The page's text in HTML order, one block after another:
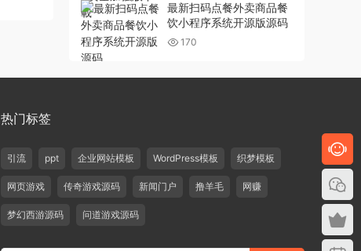
最新扫码点餐外卖商品餐
饮小程序系统开源版源码
170
热门标签
引流 ppt 企业网站模板 WordPress模板 织梦模板
网页游戏 传奇游戏源码 新闻门户 撸羊毛 网赚
梦幻西游源码 问道游戏源码